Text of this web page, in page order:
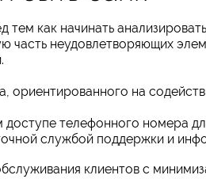
как начинать
часть неудовлетворяющих
ориентированного на
доступе телефонного номера
службой поддержки и
клиентов с